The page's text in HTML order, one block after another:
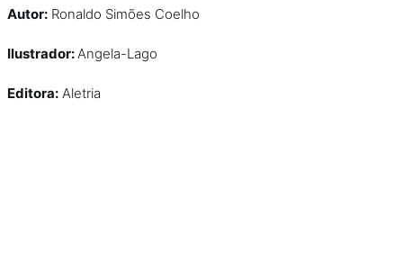
Autor: Ronaldo Simões Coelho
Ilustrador: Angela-Lago
Editora: Aletria